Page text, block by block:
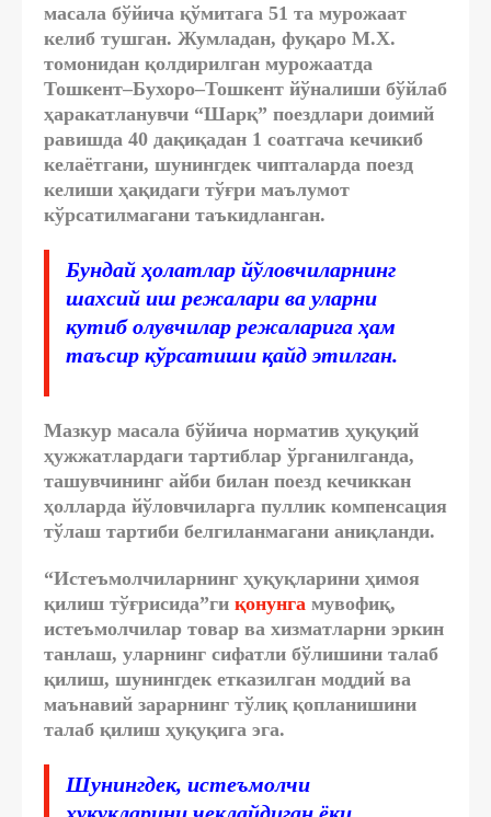
масала бўйича қўмитага 51 та мурожаат
келиб тушган. Жумладан, фуқаро М.X.
томонидан қолдирилган мурожаатда
Тошкент–Бухоро–Тошкент йўналиши бўйлаб
ҳаракатланувчи “Шарқ” поездлари доимий
равишда 40 дақиқадан 1 соатгача кечикиб
келаётгани, шунингдек чипталарда поезд
келиши ҳақидаги тўғри маълумот
кўрсатилмагани таъкидланган.
Бундай ҳолатлар йўловчиларнинг
шахсий иш режалари ва уларни
кутиб олувчилар режаларига ҳам
таъсир кўрсатиши қайд этилган.
Мазкур масала бўйича норматив ҳуқуқий
ҳужжатлардаги тартиблар ўрганилганда,
ташувчининг айби билан поезд кечиккан
ҳолларда йўловчиларга пуллик компенсация
тўлаш тартиби белгиланмагани аниқланди.
“Истеъмолчиларнинг ҳуқуқларини ҳимоя
қилиш тўғрисида”ги қонунга мувофиқ,
истеъмолчилар товар ва хизматларни эркин
танлаш, уларнинг сифатли бўлишини талаб
қилиш, шунингдек етказилган моддий ва
маънавий зарарнинг тўлиқ қопланишини
талаб қилиш ҳуқуқига эга.
Шунингдек, истеъмолчи